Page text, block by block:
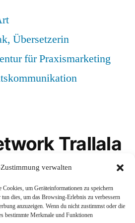
verwalten
um Geräteinformationen zu speichern
dies, um das Browsing-Erlebnis zu verbessern
anzuzeigen. Wenn du nicht zustimmst oder die
bestimmte Merkmale und Funktionen
Übersetzerin
für Praxismarketing
Trallala